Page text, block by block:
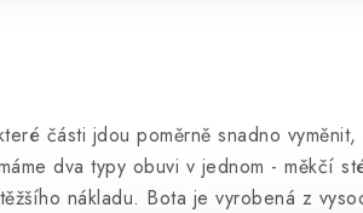
části jdou poměrně snadno
dva typy obuvi v jednom - měkčí
nákladu. Bota je vyrobená z